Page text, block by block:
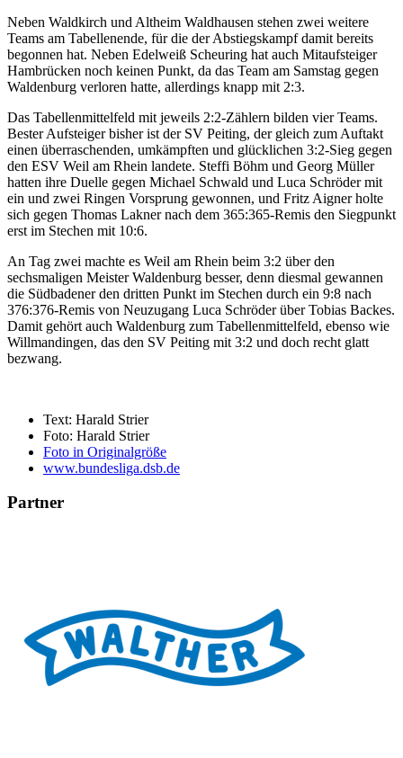
Neben Waldkirch und Altheim Waldhausen stehen zwei weitere
Teams am Tabellenende, für die der Abstiegskampf damit bereits
begonnen hat. Neben Edelweiß Scheuring hat auch Mitaufsteiger
Hambrücken noch keinen Punkt, da das Team am Samstag gegen
Waldenburg verloren hatte, allerdings knapp mit 2:3.
Das Tabellenmittelfeld mit jeweils 2:2-Zählern bilden vier Teams.
Bester Aufsteiger bisher ist der SV Peiting, der gleich zum Auftakt
einen überraschenden, umkämpften und glücklichen 3:2-Sieg gegen
den ESV Weil am Rhein landete. Steffi Böhm und Georg Müller
hatten ihre Duelle gegen Michael Schwald und Luca Schröder mit
ein und zwei Ringen Vorsprung gewonnen, und Fritz Aigner holte
sich gegen Thomas Lakner nach dem 365:365-Remis den Siegpunkt
erst im Stechen mit 10:6.
An Tag zwei machte es Weil am Rhein beim 3:2 über den
sechsmaligen Meister Waldenburg besser, denn diesmal gewannen
die Südbadener den dritten Punkt im Stechen durch ein 9:8 nach
376:376-Remis von Neuzugang Luca Schröder über Tobias Backes.
Damit gehört auch Waldenburg zum Tabellenmittelfeld, ebenso wie
Willmandingen, das den SV Peiting mit 3:2 und doch recht glatt
bezwang.
Text: Harald Strier
Foto: Harald Strier
Foto in Originalgröße
www.bundesliga.dsb.de
Partner